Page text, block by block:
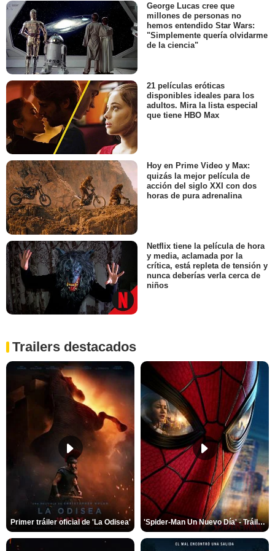
George Lucas cree que
millones de personas no
hemos entendido Star Wars:
"Simplemente quería olvidarme
de la ciencia"
21 películas eróticas
disponibles ideales para los
adultos. Mira la lista especial
que tiene HBO Max
Hoy en Prime Video y Max:
quizás la mejor película de
acción del siglo XXI con dos
horas de pura adrenalina
Netflix tiene la película de hora
y media, aclamada por la
crítica, está repleta de tensión y
nunca deberías verla cerca de
niños
Trailers destacados
Primer tráiler oficial de 'La Odisea' 'Spider-Man Un Nuevo Día' - Tráiler oficial subtitulado